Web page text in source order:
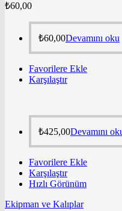
₺60,00
₺60,00Devamını oku
Favorilere Ekle
Karşılaştır
₺425,00Devamını
Favorilere Ekle
Karşılaştır
Hızlı Görünüm
Ekipman ve Kalıplar